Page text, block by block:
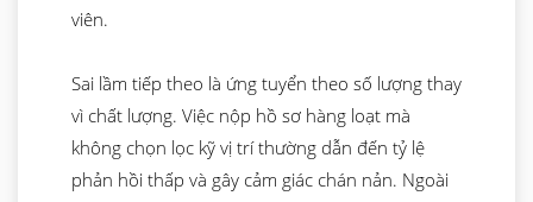
viên.
Sai lầm tiếp theo là ứng tuyển theo số lượng thay
vì chất lượng. Việc nộp hồ sơ hàng loạt mà
không chọn lọc kỹ vị trí thường dẫn đến tỷ lệ
phản hồi thấp và gây cảm giác chán nản. Ngoài